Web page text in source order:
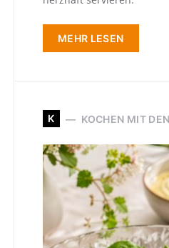
MEHR LESEN
K KOCHEN MIT